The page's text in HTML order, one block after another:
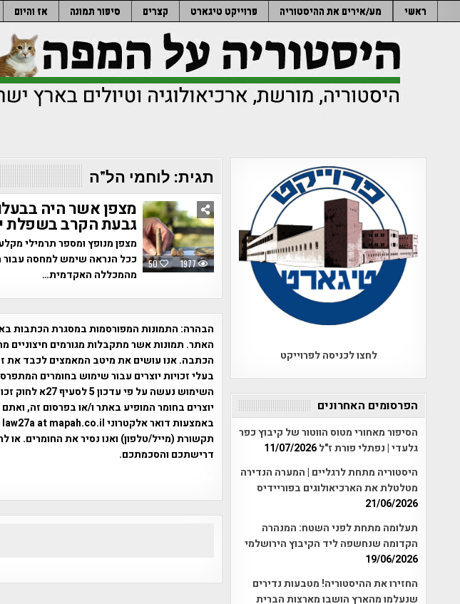
to
ראשי מע/אירים את ההיסטוריה פרוייקט טיגארט קצרים סיפור תמונה אז והיום
תגית: לוחמי הל"ה
50 1977
מצפן אשר היה
גבעת הקרב בשפלת
מצפן מנופץ ומספר תרמילי
ככל הנראה שימש למחסה עבור
מהמכללה האקדמית…
הבהרה: התמונות המפורסמות במסגרת הכתבות
האתר. תמונות אשר מתקבלות מגורמים
הכתבה. אנו עושים את מיטב המאמצים לכבד את
בעלי זכויות יוצרים עבור שימוש בחומרים
יוצרים בחומר המופיע באתר ו/או בפרסום זה,
תקשורת (מייל/טלפון) ואנו נסיר את החומרים. או
דרישתכם והסכמתכם.
לחצו לכניסה לפרוייקט
הפרסומים האחרונים
הסיפור מאחורי מטוס הווטור של קיבוץ כפר
גלעדי | נפתלי פורת ז"ל11/07/2026
היסטוריה מתחת לרגליים | המערה הנדירה
מטלטלת את הארכיאולוגים בפוריידיס
21/06/2026
תעלומה מתחת לפני השטח: המנהרה
הקדומה שנחשפה ליד הקיבוץ הירושלמי
19/06/2026
החזירו את ההיסטוריה! מטבעות נדירים
שנעלמו מהארץ הושבו מארצות הברית